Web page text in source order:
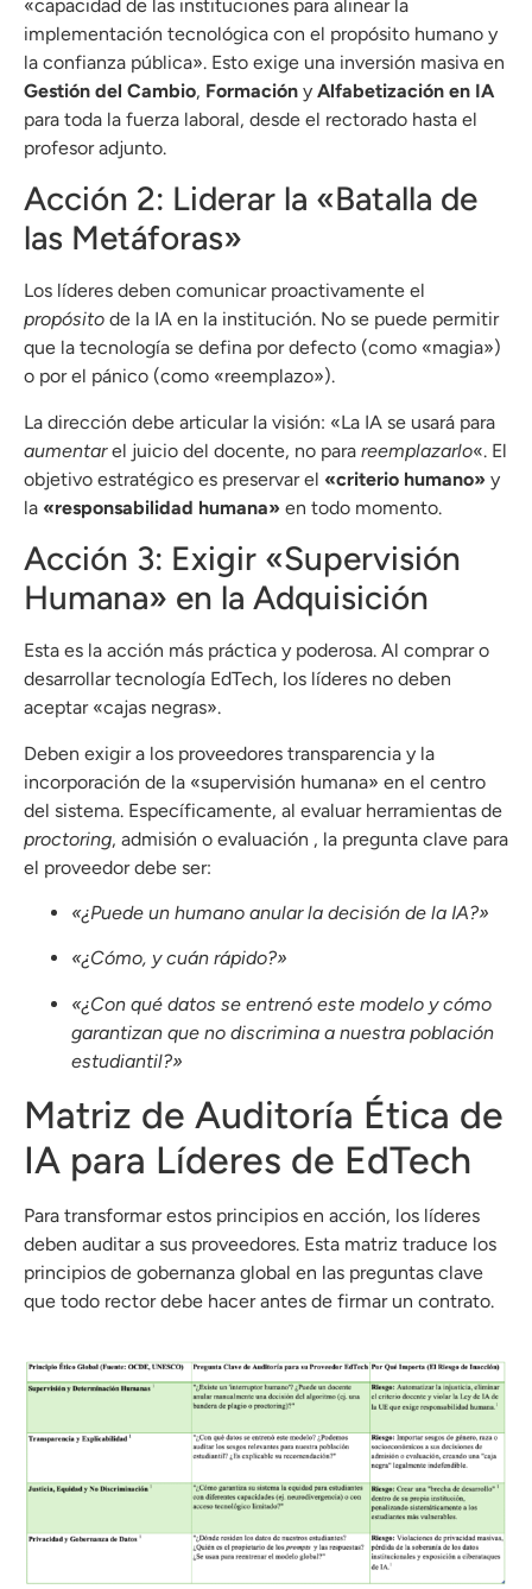
«capacidad de las instituciones para alinear la
implementación tecnológica con el propósito humano y
la confianza pública». Esto exige una inversión masiva en
Gestión del Cambio, Formación y Alfabetización en IA
para toda la fuerza laboral, desde el rectorado hasta el
profesor adjunto.
Acción 2: Liderar la «Batalla de
las Metáforas»
Los líderes deben comunicar proactivamente el
propósito de la IA en la institución. No se puede permitir
que la tecnología se defina por defecto (como «magia»)
o por el pánico (como «reemplazo»).
La dirección debe articular la visión: «La IA se usará para
aumentarel juicio del docente, no para reemplazarlo«. El
objetivo estratégico es preservar el «criterio humano» y
la «responsabilidad humana» en todo momento.
Acción 3: Exigir «Supervisión
Humana» en la Adquisición
Esta es la acción más práctica y poderosa. Al comprar o
desarrollar tecnología EdTech, los líderes no deben
aceptar «cajas negras».
Deben exigir a los proveedores transparencia y la
incorporación de la «supervisión humana» en el centro
del sistema. Específicamente, al evaluar herramientas de
proctoring, admisión o evaluación , la pregunta clave para
el proveedor debe ser:
«¿Puede un humano anular la decisión de la IA?»
«¿Cómo, y cuán rápido?»
«¿Con qué datos se entrenó este modelo y cómo
garantizan que no discrimina a nuestra población
estudiantil?»
Matriz de Auditoría Ética de
IA para Líderes de EdTech
Para transformar estos principios en acción, los líderes
deben auditar a sus proveedores. Esta matriz traduce los
principios de gobernanza global en las preguntas clave
que todo rector debe hacer antes de firmar un contrato.